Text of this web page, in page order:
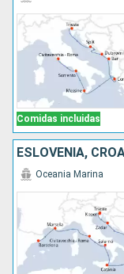
Comidas incluidas
Oceania Marina